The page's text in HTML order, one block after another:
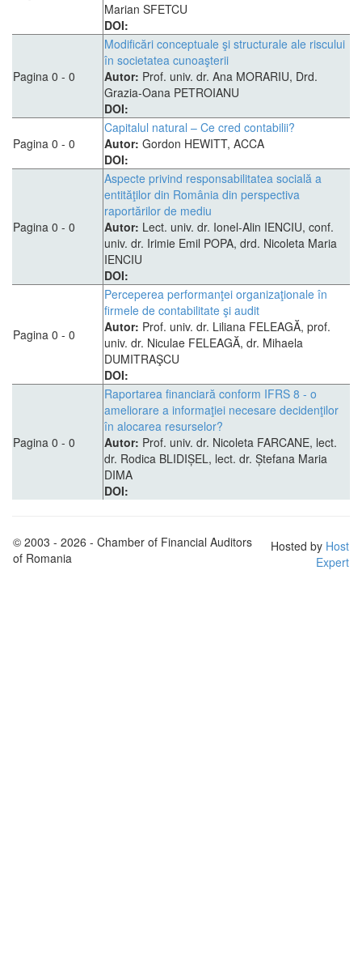
Marian SFETCU
DOI:
Pagina 0 - 0
Modificări conceptuale şi structurale ale riscului
în societatea cunoaşterii
Autor: Prof. univ. dr. Ana MORARIU, Drd.
Grazia-Oana PETROIANU
DOI:
Pagina 0 - 0
Capitalul natural – Ce cred contabilii?
Autor: Gordon HEWITT, ACCA
DOI:
Pagina 0 - 0
Aspecte privind responsabilitatea socială a
entităţilor din România din perspectiva
raportărilor de mediu
Autor: Lect. univ. dr. Ionel-Alin IENCIU, conf.
univ. dr. Irimie Emil POPA, drd. Nicoleta Maria
IENCIU
DOI:
Pagina 0 - 0
Perceperea performanţei organizaţionale în
firmele de contabilitate şi audit
Autor: Prof. univ. dr. Liliana FELEAGĂ, prof.
univ. dr. Niculae FELEAGĂ, dr. Mihaela
DUMITRAŞCU
DOI:
Pagina 0 - 0
Raportarea financiară conform IFRS 8 - o
ameliorare a informaţiei necesare decidenţilor
în alocarea resurselor?
Autor: Prof. univ. dr. Nicoleta FARCANE, lect.
dr. Rodica BLIDIȘEL, lect. dr. Ștefana Maria
DIMA
DOI:
© 2003 - 2026 - Chamber of Financial Auditors
of Romania
Hosted by Host
Expert